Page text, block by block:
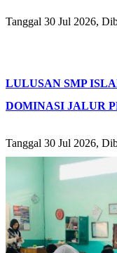
Tanggal 30 Jul 2026,
LULUSAN SMP
DOMINASI JALUR
Tanggal 30 Jul 2026,